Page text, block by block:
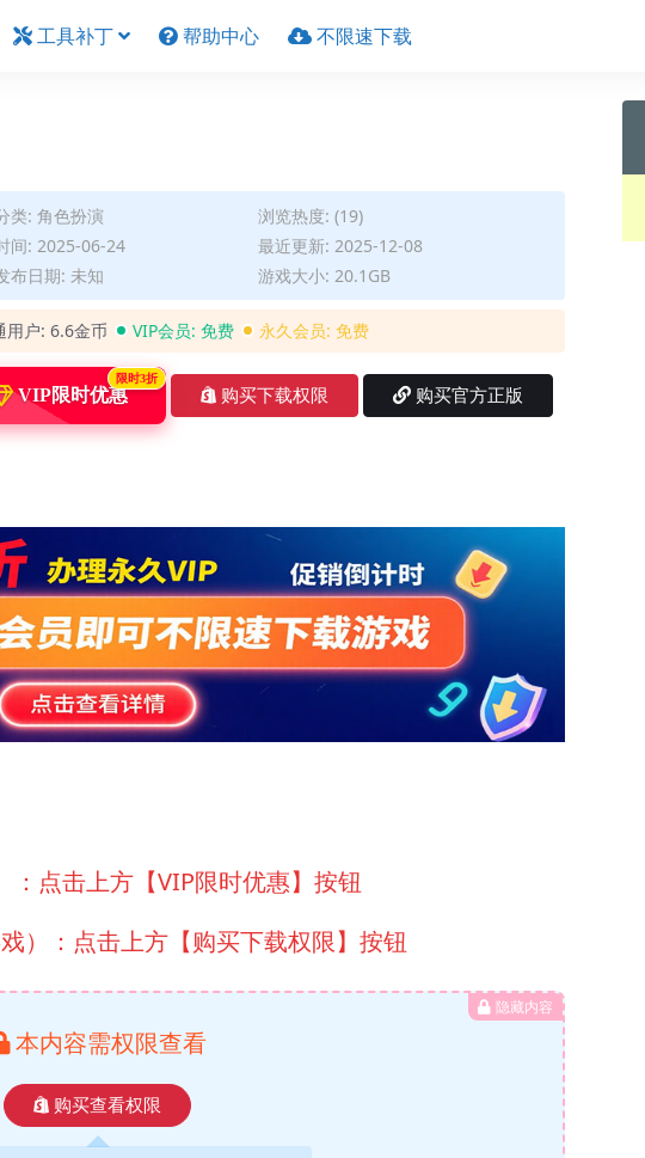
工具补丁 帮助中心 不限速下载
类: 角色扮演
浏览热度: (19)
间: 2025-06-24
最近更新: 2025-12-08
布日期: 未知
游戏大小: 20.1GB
用户: 6.6金币 VIP会员: 免费 永久会员: 免费
VIP限时优惠
限时3折
购买下载权限 购买官方正版
点击上方【VIP限时优惠】按钮
）：点击上方【购买下载权限】按钮
隐藏内容
本内容需权限查看
购买查看权限